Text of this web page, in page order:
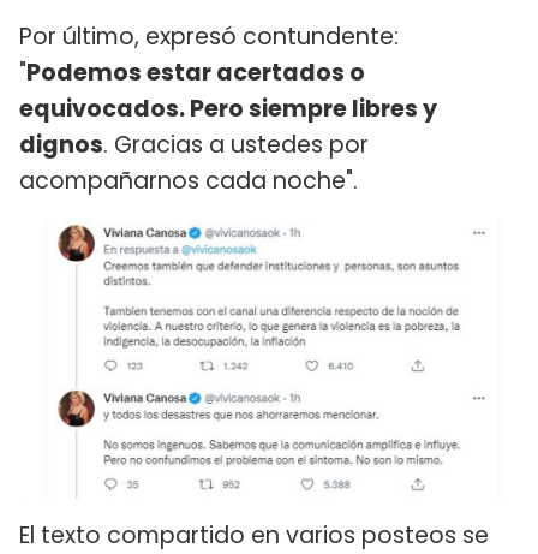
Por último, expresó contundente:
"Podemos estar acertados o
equivocados. Pero siempre libres y
dignos. Gracias a ustedes por
acompañarnos cada noche".
El texto compartido en varios posteos se